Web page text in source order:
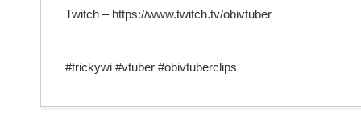
Twitch – https://www.twitch.tv/obivtuber
#trickywi #vtuber #obivtuberclips